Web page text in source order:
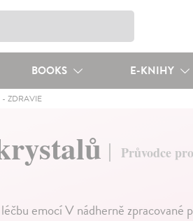
BOOKS E-KNIHY
- ZDRAVIE
Průvodce
emocí V nádherně zpracované